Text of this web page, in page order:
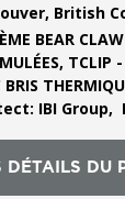
British
BEAR
TCLIP
BRIS
IBI Group,
DÉTAILS DU